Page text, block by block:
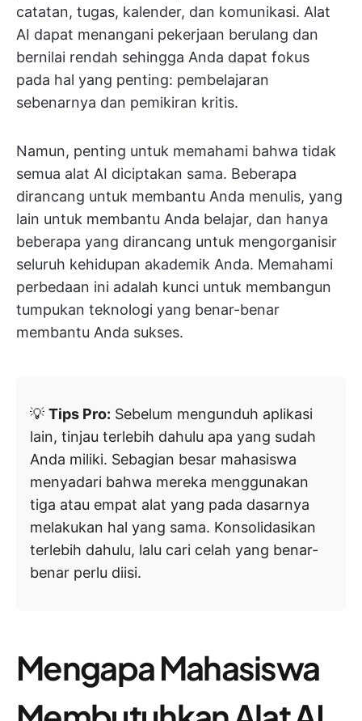
catatan, tugas, kalender, dan komunikasi. Alat
AI dapat menangani pekerjaan berulang dan
bernilai rendah sehingga Anda dapat fokus
pada hal yang penting: pembelajaran
sebenarnya dan pemikiran kritis.
Namun, penting untuk memahami bahwa tidak
semua alat AI diciptakan sama. Beberapa
dirancang untuk membantu Anda menulis, yang
lain untuk membantu Anda belajar, dan hanya
beberapa yang dirancang untuk mengorganisir
seluruh kehidupan akademik Anda. Memahami
perbedaan ini adalah kunci untuk membangun
tumpukan teknologi yang benar-benar
membantu Anda sukses.
💡 Tips Pro: Sebelum mengunduh aplikasi
lain, tinjau terlebih dahulu apa yang sudah
Anda miliki. Sebagian besar mahasiswa
menyadari bahwa mereka menggunakan
tiga atau empat alat yang pada dasarnya
melakukan hal yang sama. Konsolidasikan
terlebih dahulu, lalu cari celah yang benar-
benar perlu diisi.
Mengapa Mahasiswa